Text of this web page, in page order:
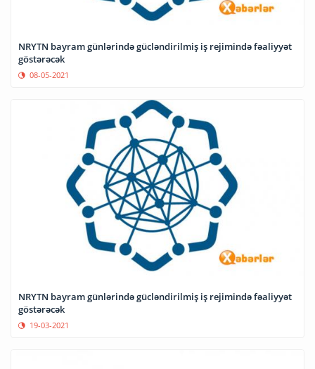
NRYTN bayram günlərində gücləndirilmiş iş rejimində fəaliyyət
göstərəcək
08-05-2021
NRYTN bayram günlərində gücləndirilmiş iş rejimində fəaliyyət
göstərəcək
19-03-2021